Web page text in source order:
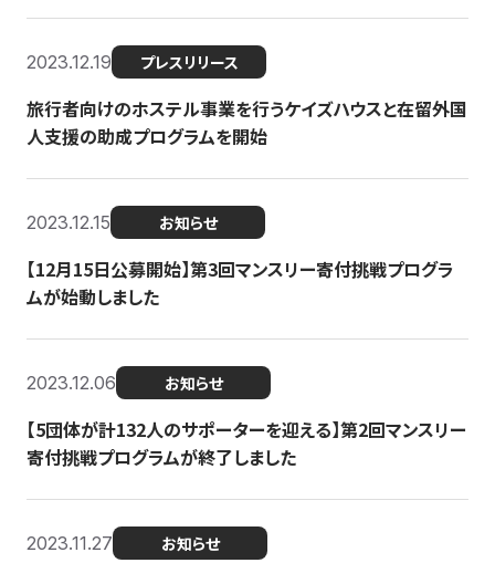
2023.12.19 プレスリリース
旅行者向けのホステル事業を行うケイズハウスと在留外国
人支援の助成プログラムを開始
2023.12.15 お知らせ
【12月15日公募開始】第3回マンスリー寄付挑戦プログラ
ムが始動しました
2023.12.06 お知らせ
【5団体が計132人のサポーターを迎える】第2回マンスリー
寄付挑戦プログラムが終了しました
2023.11.27 お知らせ